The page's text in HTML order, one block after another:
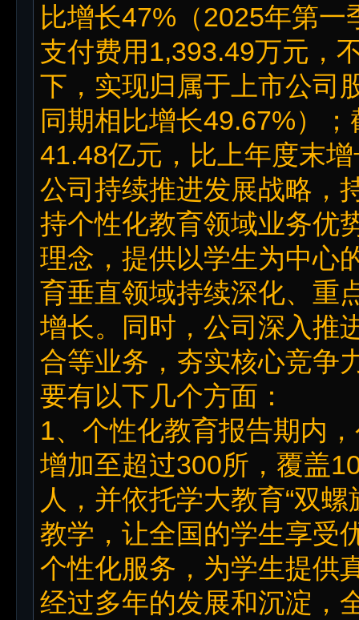
比增长47%（2025年第
支付费用1,393.49万元，
下，实现归属于上市公司
同期相比增长49.67%）
41.48亿元，比上年度末
公司持续推进发展战略，
持个性化教育领域业务优
理念，提供以学生为中心
育垂直领域持续深化、重
增长。同时，公司深入推
合等业务，夯实核心竞争
要有以下几个方面：
1、个性化教育报告期内
增加至超过300所，覆盖
人，并依托学大教育“双
教学，让全国的学生享受
个性化服务，为学生提供
经过多年的发展和沉淀，